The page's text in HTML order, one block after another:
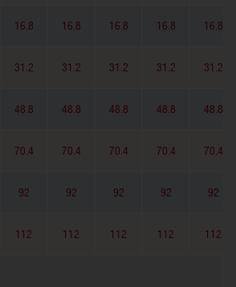
16.8 16.8 16.8 16.8 16.8
31.2 31.2 31.2 31.2 31.2
48.8 48.8 48.8 48.8 48.8
70.4 70.4 70.4 70.4 70.4
92 92 92 92 92
112 112 112 112 112